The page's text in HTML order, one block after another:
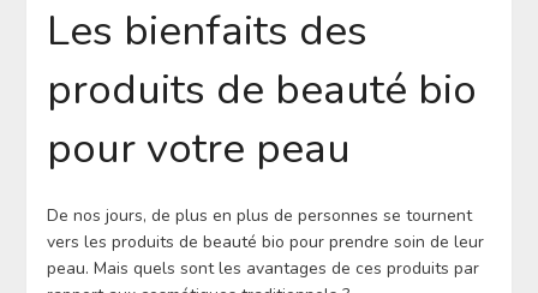
Les bienfaits des
produits de beauté bio
pour votre peau
De nos jours, de plus en plus de personnes se tournent
vers les produits de beauté bio pour prendre soin de leur
peau. Mais quels sont les avantages de ces produits par